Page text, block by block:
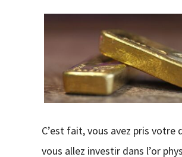
C’est fait, vous avez pris votre
vous allez investir dans l’or